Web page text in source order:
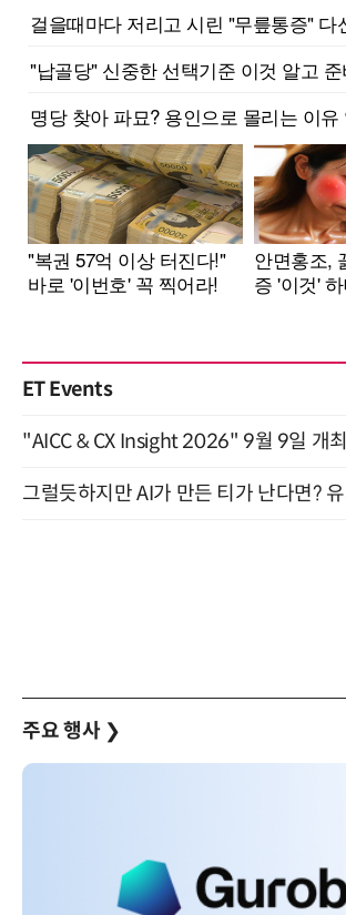
ET Events
"AICC & CX Insight 2026" 9월 9일 개최
주요 행사 ❯